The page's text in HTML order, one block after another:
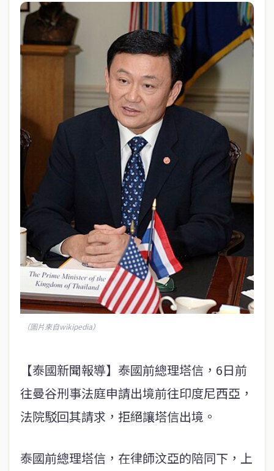
（圖片來自wikipedia）
【泰國新聞報導】泰國前總理塔信，6日前
往曼谷刑事法庭申請出境前往印度尼西亞，
法院駁回其請求，拒絕讓塔信出境。
泰國前總理塔信，在律師汶亞的陪同下，上